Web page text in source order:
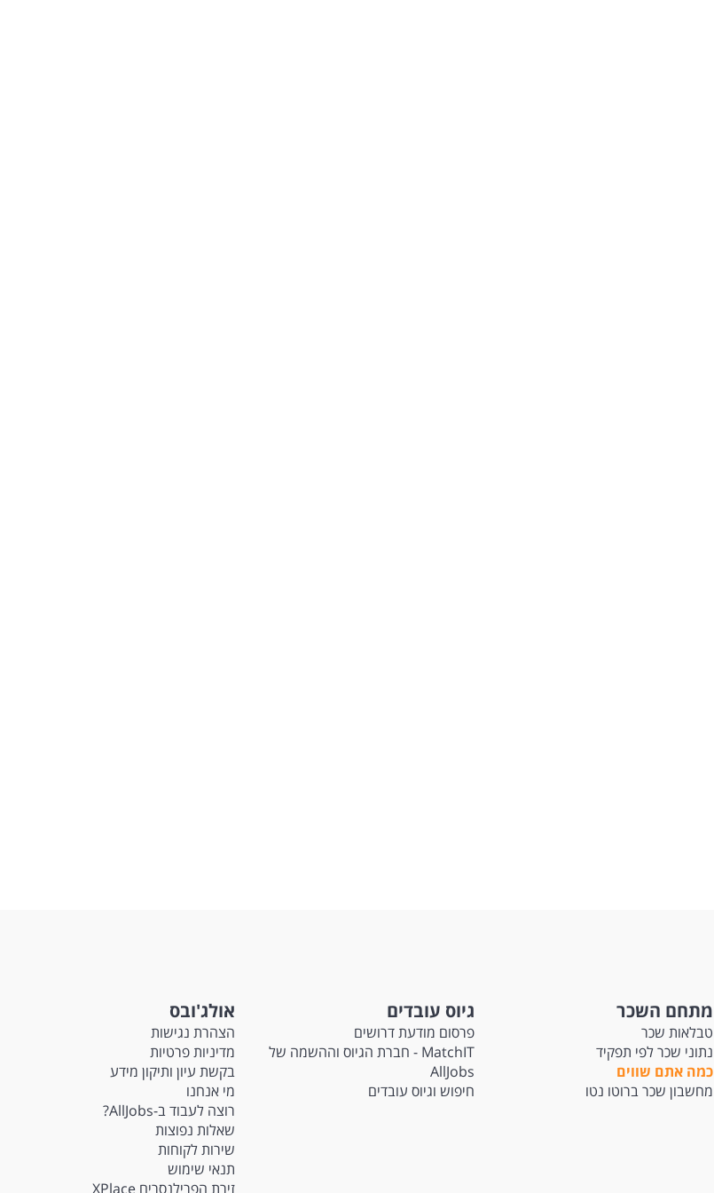
מתחם השכר
טבלאות שכר
נתוני שכר לפי תפקיד
כמה אתם שווים
מחשבון שכר ברוטו נטו
גיוס עובדים
פרסום מודעת דרושים
MatchIT - חברת הגיוס וההשמה של
AllJobs
חיפוש וגיוס עובדים
אולג'ובס
הצהרת נגישות
מדיניות פרטיות
בקשת עיון ותיקון מידע
מי אנחנו
רוצה לעבוד ב-AllJobs?
שאלות נפוצות
שירות לקוחות
תנאי שימוש
זירת הפרילנסרים XPlace